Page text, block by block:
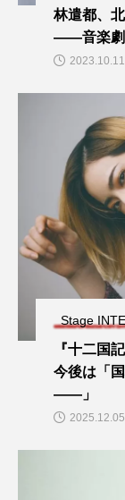
林遣都、
——音楽劇
2023.10.11
Stage
『十二国
今後は「
――」
2025.12.05